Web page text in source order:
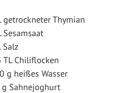
getrockneter Thymian
Sesamsaat
Salz
TL Chiliflocken
g heißes Wasser
g Sahnejoghurt